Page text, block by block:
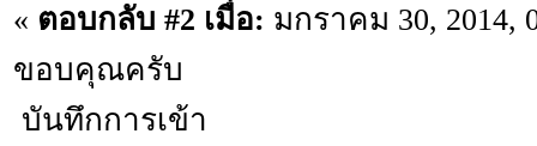
« ตอบกลับ #2 เมื่อ: มกราคม 30, 2014,
ขอบคุณครับ
บันทึกการเข้า